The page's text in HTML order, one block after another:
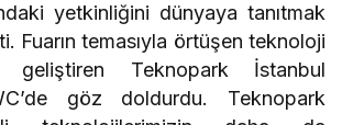
yetkinliğini dünyaya tanıtmak
Fuarın temasıyla örtüşen teknoloji
Teknopark İstanbul
göz doldurdu. Teknopark